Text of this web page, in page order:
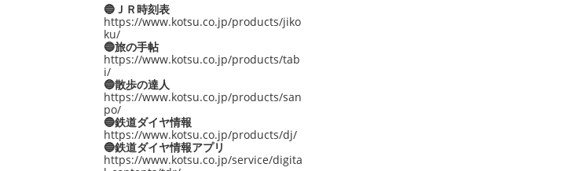
🔵ＪＲ時刻表
https://www.kotsu.co.jp/products/jiko
ku/
🔵旅の手帖
https://www.kotsu.co.jp/products/tab
i/
🔵散歩の達人
https://www.kotsu.co.jp/products/san
po/
🔵鉄道ダイヤ情報
https://www.kotsu.co.jp/products/dj/
🔵鉄道ダイヤ情報アプリ
https://www.kotsu.co.jp/service/digita